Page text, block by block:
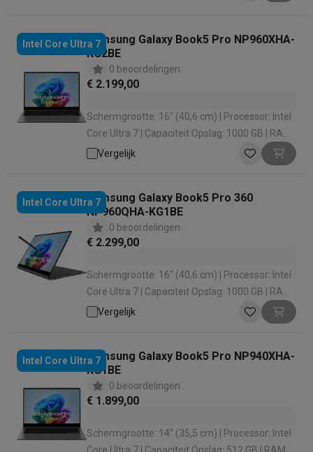
Intel Core Ultra 7Samsung Galaxy Book5 Pro NP960XHA-
KG2BE
0 beoordelingen
€ 2.199,00
Schermgrootte: 16" (40,6 cm) | Processor: Intel
Core Ultra 7 | Capaciteit Opslag: 1000 GB | RAM
configuratie: 16 GB (2 x 8) | Grafische oplossing:
Vergelijk
Intel Core Ultra 7Samsung Galaxy Book5 Pro 360
NP960QHA-KG1BE
0 beoordelingen
€ 2.299,00
Schermgrootte: 16" (40,6 cm) | Processor: Intel
Core Ultra 7 | Capaciteit Opslag: 1000 GB | RAM
configuratie: 16 GB (2 x 8) | Grafische oplossing:
Vergelijk
Intel Core Ultra 7Samsung Galaxy Book5 Pro NP940XHA-
KG1BE
0 beoordelingen
€ 1.899,00
Schermgrootte: 14" (35,5 cm) | Processor: Intel